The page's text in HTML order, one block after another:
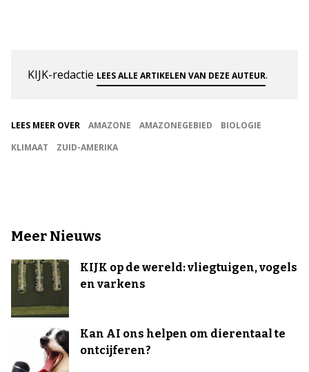
KIJK-redactie LEES ALLE ARTIKELEN VAN DEZE AUTEUR.
LEES MEER OVER AMAZONE AMAZONEGEBIED
BIOLOGIE
KLIMAAT
ZUID-AMERIKA
Meer Nieuws
KIJK op de wereld: vliegtuigen, vogels
en varkens
Kan AI ons helpen om dierentaal te
ontcijferen?